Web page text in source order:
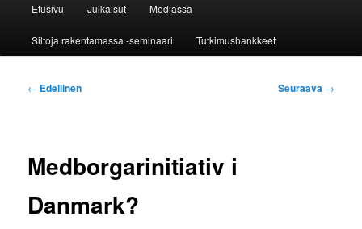
Etusivu Julkaisut Mediassa
Siltoja rakentamassa -seminaari Tutkimushankkeet
Artikkelien
← Edellinen Seuraava →
Medborgarinitiativ i
Danmark?